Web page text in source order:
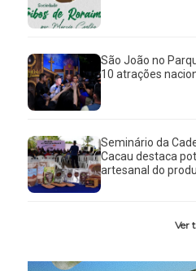
São João no
10 atrações
Seminário da
Cacau destaca
artesanal do
Ver